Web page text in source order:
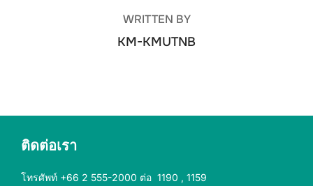
WRITTEN BY
KM-KMUTNB
ติดต่อเรา
โทรศัพท์ +66 2 555-2000 ต่อ 1190 , 1159